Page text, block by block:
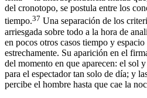
del cronotopo, se postula entre los
tiempo.37 Una separación de los
arriesgada sobre todo a la hora de
en pocos otros casos tiempo y espacio
estrechamente. Su aparición en el
del momento en que aparecen: el sol
para el espectador tan solo de día; y
percibe el hombre hasta que cae la